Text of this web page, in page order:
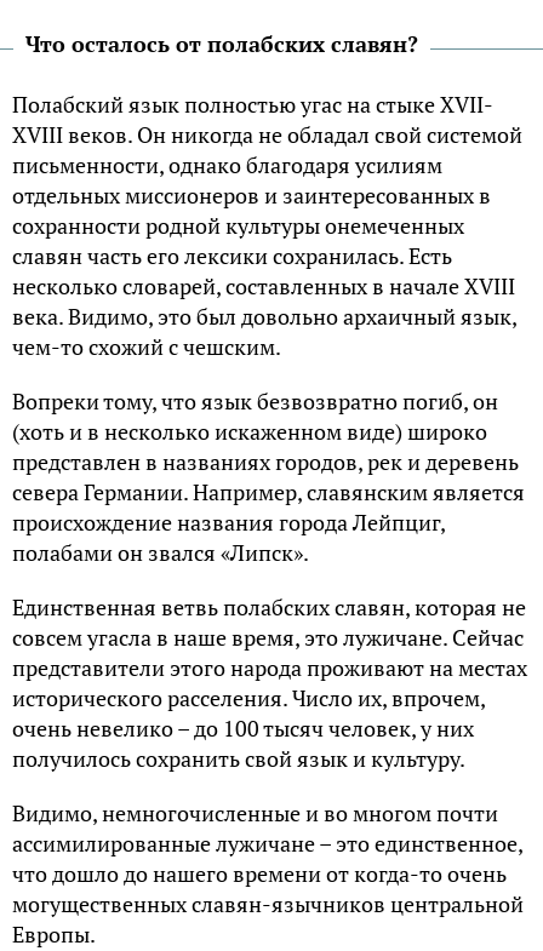
Что осталось от полабских славян?
Полабский язык полностью угас на стыке XVII-
XVIII веков. Он никогда не обладал свой системой
письменности, однако благодаря усилиям
отдельных миссионеров и заинтересованных в
сохранности родной культуры онемеченных
славян часть его лексики сохранилась. Есть
несколько словарей, составленных в начале XVIII
века. Видимо, это был довольно архаичный язык,
чем-то схожий с чешским.
Вопреки тому, что язык безвозвратно погиб, он
(хоть и в несколько искаженном виде) широко
представлен в названиях городов, рек и деревень
севера Германии. Например, славянским является
происхождение названия города Лейпциг,
полабами он звался «Липск».
Единственная ветвь полабских славян, которая не
совсем угасла в наше время, это лужичане. Сейчас
представители этого народа проживают на местах
исторического расселения. Число их, впрочем,
очень невелико – до 100 тысяч человек, у них
получилось сохранить свой язык и культуру.
Видимо, немногочисленные и во многом почти
ассимилированные лужичане – это единственное,
что дошло до нашего времени от когда-то очень
могущественных славян-язычников центральной
Европы.